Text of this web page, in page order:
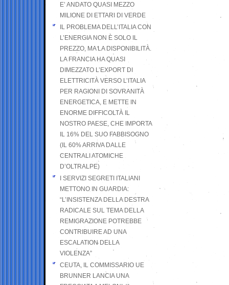
E’ ANDATO QUASI MEZZO
MILIONE DI ETTARI DI VERDE
IL PROBLEMA DELL’ITALIA CON
L’ENERGIA NON È SOLO IL
PREZZO, MA LA DISPONIBILITÀ.
LA FRANCIA HA QUASI
DIMEZZATO L’EXPORT DI
ELETTRICITÀ VERSO L’ITALIA
PER RAGIONI DI SOVRANITÀ
ENERGETICA, E METTE IN
ENORME DIFFICOLTÀ IL
NOSTRO PAESE, CHE IMPORTA
IL 16% DEL SUO FABBISOGNO
(IL 60% ARRIVA DALLE
CENTRALI ATOMICHE
D’OLTRALPE)
I SERVIZI SEGRETI ITALIANI
METTONO IN GUARDIA:
“L’INSISTENZA DELLA DESTRA
RADICALE SUL TEMA DELLA
REMIGRAZIONE POTREBBE
CONTRIBUIRE AD UNA
ESCALATION DELLA
VIOLENZA”
CEUTA, IL COMMISSARIO UE
BRUNNER LANCIA UNA